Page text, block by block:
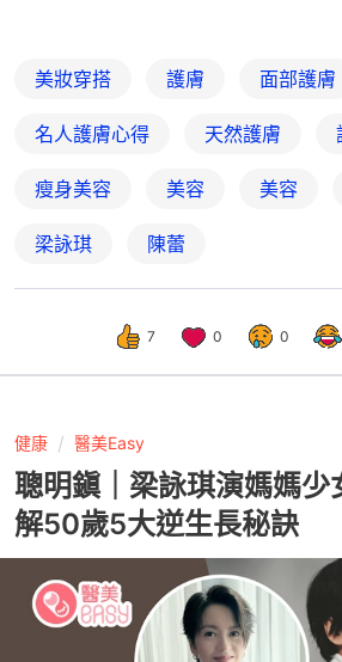
美妝穿搭 護膚 面部護膚
名人護膚心得 天然護膚
瘦身美容 美容 美容
梁詠琪 陳蕾
7 0 0
健康 醫美Easy
聰明鎭｜梁詠琪演媽媽少
解50歲5大逆生長秘訣